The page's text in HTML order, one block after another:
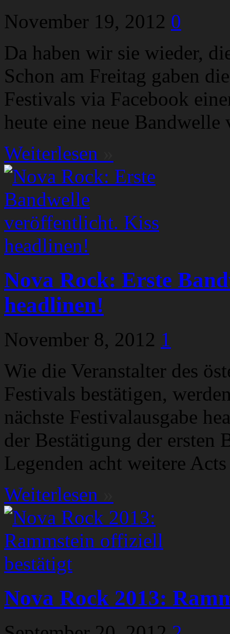
November 19, 2012 0
Da haben wir sie wieder,
Schon am Freitag gaben
Festivals via Facebook
heute eine neue
Weiterlesen
Nova Rock: Erste
headlinen!
November 8, 2012 1
Wie die Veranstalter des
Festivals bestätigen,
nächste Festivalausgabe
der Bestätigung der ersten
Legenden acht weitere
Weiterlesen
Nova Rock 2013: